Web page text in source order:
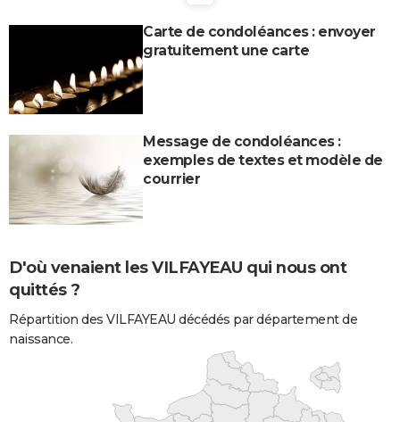
Carte de condoléances : envoyer
gratuitement une carte
Message de condoléances :
exemples de textes et modèle de
courrier
D'où venaient les VILFAYEAU qui nous ont
quittés ?
Répartition des VILFAYEAU décédés par département de
naissance.